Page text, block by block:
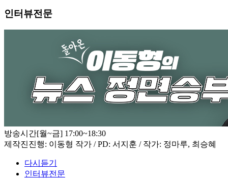
인터뷰전문
방송시간[월~금] 17:00~18:30
제작진진행: 이동형 작가 / PD: 서지훈 / 작가: 정마루, 최승혜
다시듣기
인터뷰전문